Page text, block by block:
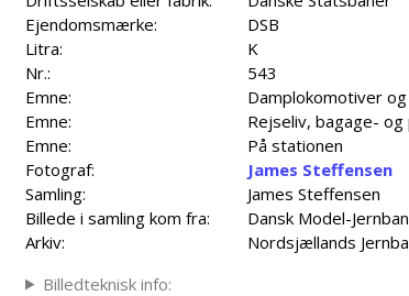
Ejendomsmærke:
DSB
Litra:
K
Nr.:
543
Emne:
Damplokomotiver
Emne:
Rejseliv, bagage-
Emne:
På stationen
Fotograf:
James Steffensen
Samling:
James Steffensen
Billede i samling kom fra:
Dansk Model-
Arkiv:
Nordsjællands
Billedteknisk info: